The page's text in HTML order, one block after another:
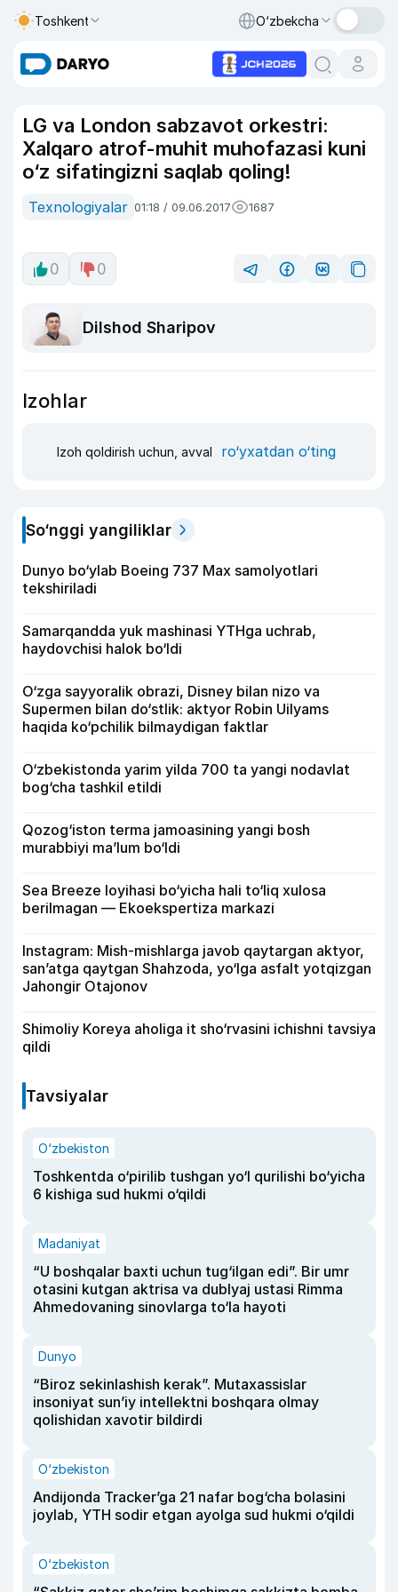
Toshkent O‘zbekcha
LG va London sabzavot orkestri:
Xalqaro atrof-muhit muhofazasi kuni
o‘z sifatingizni saqlab qoling!
Texnologiyalar 01:18 / 09.06.2017 1687
0 0
Dilshod Sharipov
Izohlar
Izoh qoldirish uchun, avval ro‘yxatdan o‘ting
So‘nggi yangiliklar
Dunyo bo‘ylab Boeing 737 Max samolyotlari
tekshiriladi
Samarqandda yuk mashinasi YTHga uchrab,
haydovchisi halok bo‘ldi
O‘zga sayyoralik obrazi, Disney bilan nizo va
Supermen bilan do‘stlik: aktyor Robin Uilyams
haqida ko‘pchilik bilmaydigan faktlar
O‘zbekistonda yarim yilda 700 ta yangi nodavlat
bog‘cha tashkil etildi
Qozog‘iston terma jamoasining yangi bosh
murabbiyi ma’lum bo‘ldi
Sea Breeze loyihasi bo‘yicha hali to‘liq xulosa
berilmagan — Ekoekspertiza markazi
Instagram: Mish-mishlarga javob qaytargan aktyor,
san’atga qaytgan Shahzoda, yo‘lga asfalt yotqizgan
Jahongir Otajonov
Shimoliy Koreya aholiga it sho‘rvasini ichishni tavsiya
qildi
Tavsiyalar
O‘zbekiston
Toshkentda o‘pirilib tushgan yo‘l qurilishi bo‘yicha
6 kishiga sud hukmi o‘qildi
Madaniyat
“U boshqalar baxti uchun tug‘ilgan edi”. Bir umr
otasini kutgan aktrisa va dublyaj ustasi Rimma
Ahmedovaning sinovlarga to‘la hayoti
Dunyo
“Biroz sekinlashish kerak”. Mutaxassislar
insoniyat sun’iy intellektni boshqara olmay
qolishidan xavotir bildirdi
O‘zbekiston
Andijonda Tracker’ga 21 nafar bog‘cha bolasini
joylab, YTH sodir etgan ayolga sud hukmi o‘qildi
O‘zbekiston